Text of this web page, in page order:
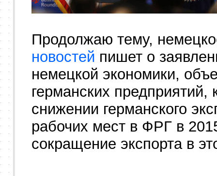
Продолжаю тему,
новостей пишет о
немецкой экономики,
германских
снижении германского
рабочих мест в ФРГ в
сокращение экспорта в